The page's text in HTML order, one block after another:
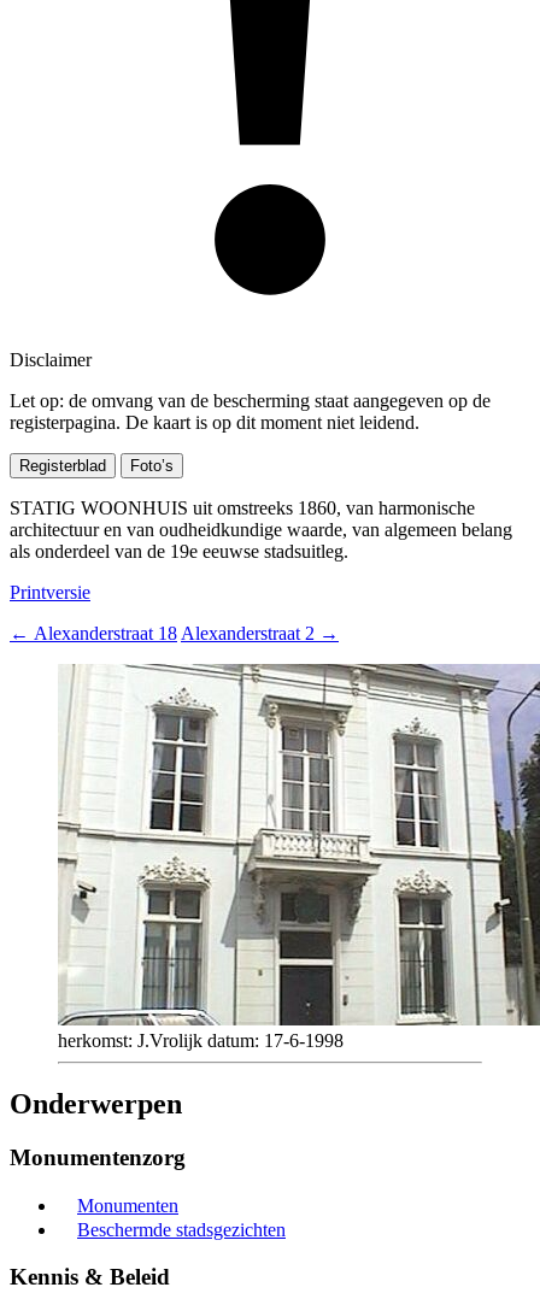
Disclaimer
Let op: de omvang van de bescherming staat aangegeven op de
registerpagina. De kaart is op dit moment niet leidend.
Registerblad Foto’s
STATIG WOONHUIS uit omstreeks 1860, van harmonische
architectuur en van oudheidkundige waarde, van algemeen belang
als onderdeel van de 19e eeuwse stadsuitleg.
Printversie
← Alexanderstraat 18 Alexanderstraat 2 →
herkomst: J.Vrolijk datum: 17-6-1998
Onderwerpen
Monumentenzorg
Monumenten
Beschermde stadsgezichten
Kennis & Beleid